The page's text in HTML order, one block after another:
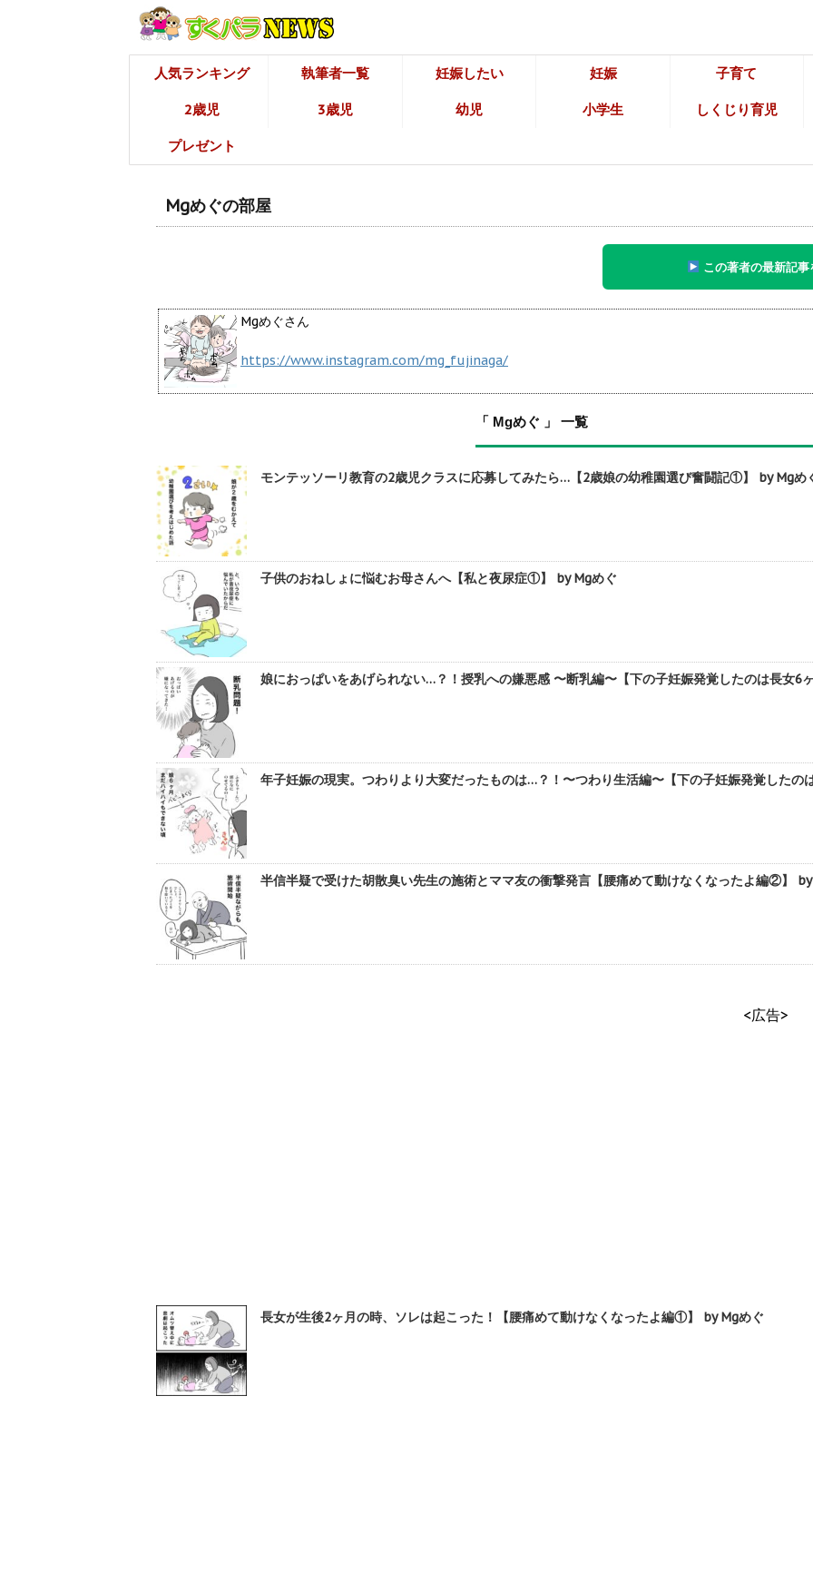
人気ランキング 執筆者一覧 妊娠したい 妊娠 子育て
2歳児 3歳児 幼児 小学生 しくじり育児
プレゼント
Mgめぐの部屋
この著者の最新記事
Mgめぐさん
https://www.instagram.com/mg_fujinaga/
「 Mgめぐ 」 一覧
モンテッソーリ教育の2歳児クラスに応募してみたら…【2歳娘の幼稚園選び奮闘記①】 by Mgめ
子供のおねしょに悩むお母さんへ【私と夜尿症①】 by Mgめぐ
娘におっぱいをあげられない…？！授乳への嫌悪感 〜断乳編〜【下の子妊娠発覚したのは長女6
年子妊娠の現実。つわりより大変だったものは…？！〜つわり生活編〜【下の子妊娠発覚した
半信半疑で受けた胡散臭い先生の施術とママ友の衝撃発言【腰痛めて動けなくなったよ編②】
<広告>
長女が生後2ヶ月の時、ソレは起こった！【腰痛めて動けなくなったよ編①】 by Mgめぐ